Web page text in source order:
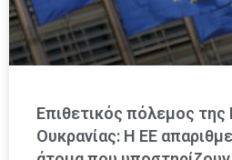
Επιθετικός πόλεμος
Ουκρανίας: Η ΕΕ